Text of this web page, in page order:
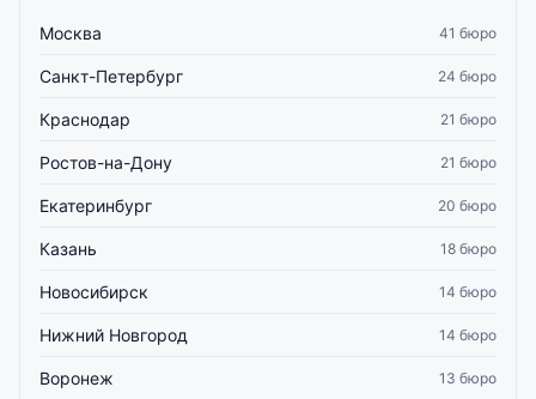
Москва 41 бюро
Санкт-Петербург 24 бюро
Краснодар 21 бюро
Ростов-на-Дону 21 бюро
Екатеринбург 20 бюро
Казань 18 бюро
Новосибирск 14 бюро
Нижний Новгород 14 бюро
Воронеж 13 бюро